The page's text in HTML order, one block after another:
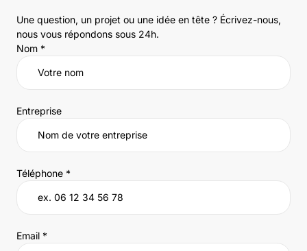
Une question, un projet ou une idée en tête ? Écrivez-nous,
nous vous répondons sous 24h.
Nom *
Entreprise
Téléphone *
Email *